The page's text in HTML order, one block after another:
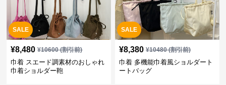
SALE
¥8,480 ¥10600(割引前)
巾着 スエード調素材のおしゃれ
巾着ショルダー鞄
SALE
¥8,380 ¥10480(割引前)
巾着 多機能巾着風ショルダート
ートバッグ